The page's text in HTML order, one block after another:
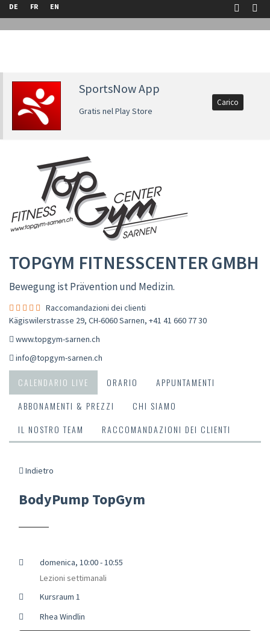
DE FR EN
SportsNow App
Gratis nel Play Store
Carico
TOPGYM FITNESSCENTER GMBH
Bewegung ist Prävention und Medizin.
Raccomandazioni dei clienti
Kägiswilerstrasse 29, CH-6060 Sarnen, +41 41 660 77 30
www.topgym-sarnen.ch
info@topgym-sarnen.ch
CALENDARIO LIVE ORARIO
APPUNTAMENTI
ABBONAMENTI & PREZZI
CHI SIAMO
IL NOSTRO TEAM
RACCOMANDAZIONI DEI CLIENTI
Indietro
BodyPump TopGym
domenica, 10:00 - 10:55
Lezioni settimanali
Kursraum 1
Rhea Windlin